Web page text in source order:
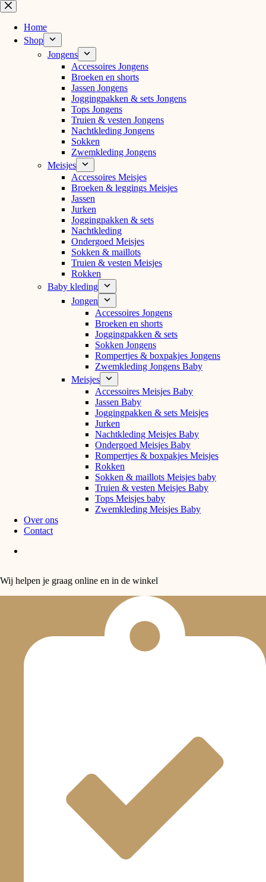
Ga
naar
inhoud
Home
Shop
Jongens
Accessoires Jongens
Broeken en shorts
Jassen Jongens
Joggingpakken & sets Jongens
Tops Jongens
Truien & vesten Jongens
Nachtkleding Jongens
Sokken
Zwemkleding Jongens
Meisjes
Accessoires Meisjes
Broeken & leggings Meisjes
Jassen
Jurken
Joggingpakken & sets
Nachtkleding
Ondergoed Meisjes
Sokken & maillots
Truien & vesten Meisjes
Rokken
Baby kleding
Jongen
Accessoires Jongens
Broeken en shorts
Joggingpakken & sets
Sokken Jongens
Rompertjes & boxpakjes Jongens
Zwemkleding Jongens Baby
Meisjes
Accessoires Meisjes Baby
Jassen Baby
Joggingpakken & sets Meisjes
Jurken
Nachtkleding Meisjes Baby
Ondergoed Meisjes Baby
Rompertjes & boxpakjes Meisjes
Rokken
Sokken & maillots Meisjes baby
Truien & vesten Meisjes Baby
Tops Meisjes baby
Zwemkleding Meisjes Baby
Over ons
Contact
Wij helpen je graag online en in de winkel